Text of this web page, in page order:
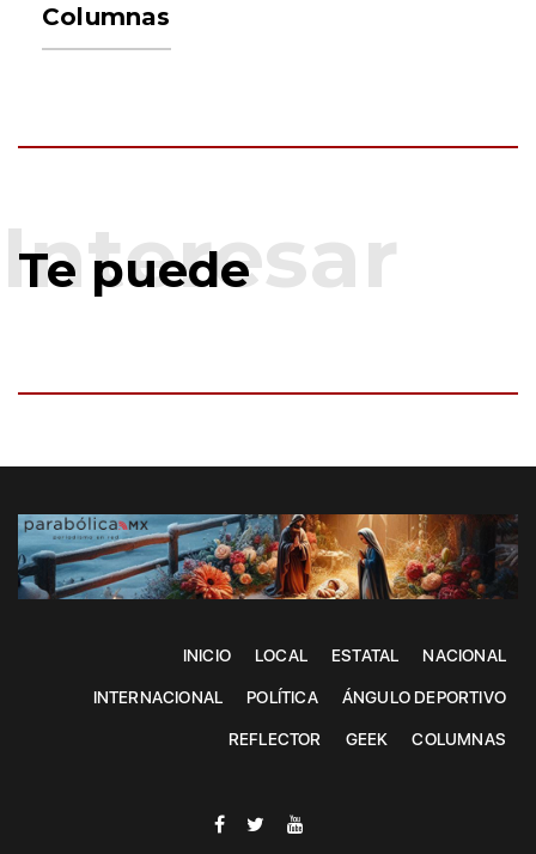
Columnas
Te puede
INICIO LOCAL ESTATAL NACIONAL
INTERNACIONAL POLÍTICA ÁNGULO DEPORTIVO
REFLECTOR GEEK COLUMNAS